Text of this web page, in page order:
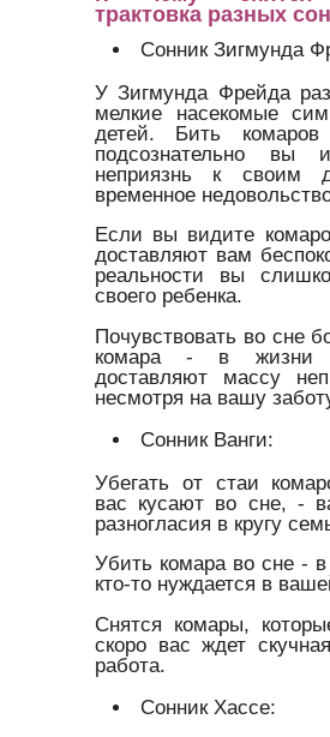
трактовка разных
Сонник Зигмунда
У Зигмунда Фрейда
мелкие насекомые
детей. Бить
подсознательно вы
неприязнь к своим
временное
Если вы видите
доставляют вам
реальности вы
своего ребенка.
Почувствовать во сне
комара - в жизни
доставляют массу
несмотря на вашу
Сонник Ванги:
Убегать от стаи
вас кусают во сне, -
разногласия в кругу
Убить комара во сне - в
кто-то нуждается в
Снятся комары,
скоро вас ждет
работа.
Сонник Хассе: